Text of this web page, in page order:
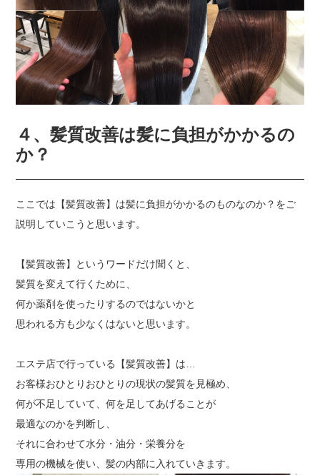
４、髪質改善は髪に負担がかかるの
か？
ここでは【髪質改善】は髪に負担がかかるのものなのか？をご
説明していこうと思います。
【髪質改善】というワードだけ聞くと、
髪質を変えて行くために、
何か薬剤を使ったりするのではないかと
思われる方も少なくはないと思います。
エステ店で行っている【髪質改善】は…
お客様おひとりおひとりの現状の髪質を見極め、
何が不足していて、何を足してあげることが
最適なのかを判断し、
それに合わせて水分・油分・栄養分を
専用の機械を使い、髪の内部に入れていきます。